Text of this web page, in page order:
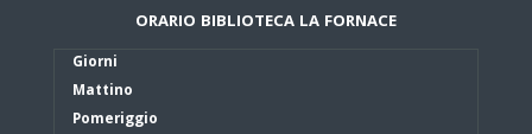
ORARIO BIBLIOTECA LA FORNACE
Giorni
Mattino
Pomeriggio